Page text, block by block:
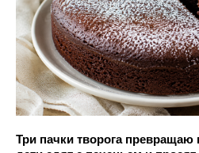
Три пачки творога превращаю